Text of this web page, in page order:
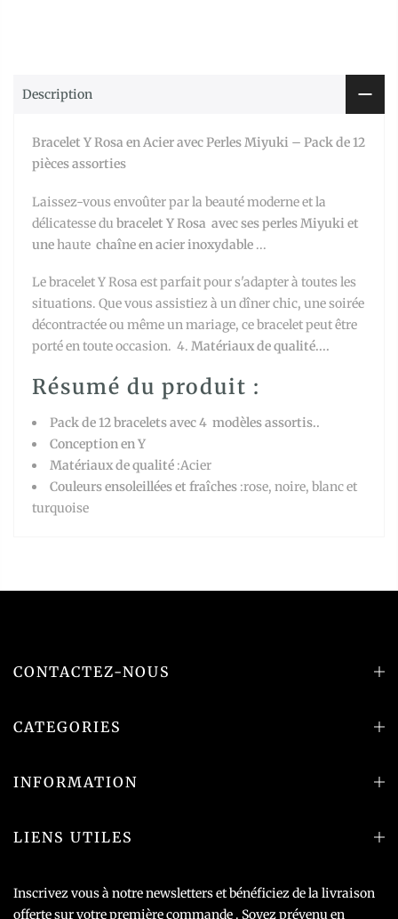
Description
Bracelet Y Rosa en Acier avec Perles Miyuki – Pack de 12
pièces assorties
Laissez-vous envoûter par la beauté moderne et la
délicatesse du bracelet Y Rosa avec ses perles Miyuki et
unehaute chaîne en acier inoxydable ...
Le bracelet Y Rosa est parfait pour s'adapter à toutes les
situations. Que vous assistiez à un dîner chic, une soirée
décontractée ou même un mariage, ce bracelet peut être
porté en toute occasion. 4. Matériaux de qualité....
Résumé du produit :
Pack de 12 bracelets avec 4 modèles assortis..
Conception en Y
Matériaux de qualité :Acier
Couleurs ensoleillées et fraîches :rose, noire, blanc et
turquoise
CONTACTEZ-NOUS
CATEGORIES
INFORMATION
LIENS UTILES
Inscrivez vous à notre newsletters et bénéficiez de la livraison
offerte sur votre première commande . Soyez prévenu en